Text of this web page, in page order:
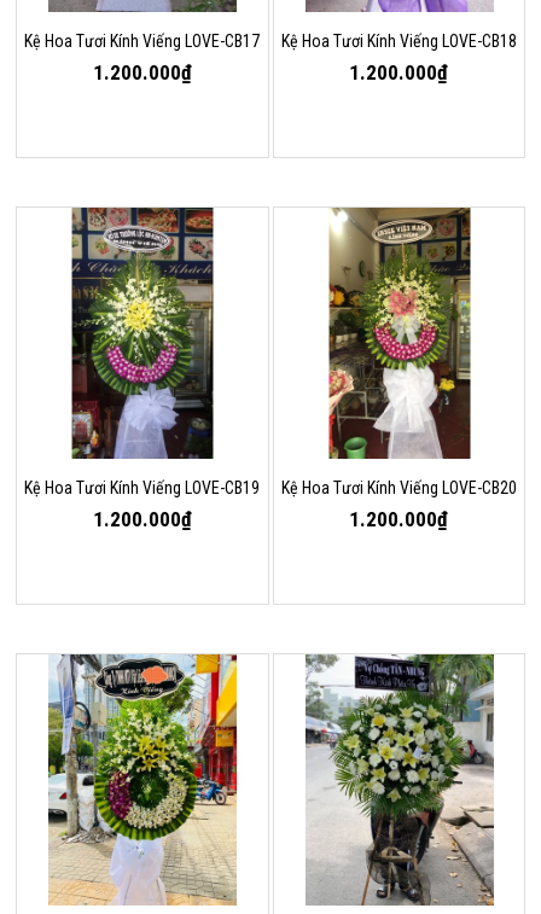
Kệ Hoa Tươi Kính Viếng LOVE-CB17
1.200.000₫
Kệ Hoa Tươi Kính Viếng LOVE-CB18
1.200.000₫
Kệ Hoa Tươi Kính Viếng LOVE-CB19
1.200.000₫
Kệ Hoa Tươi Kính Viếng LOVE-CB20
1.200.000₫